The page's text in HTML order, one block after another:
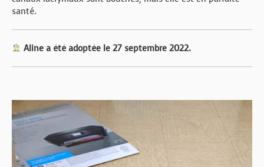
santé.
Aline a été adoptée le 27 septembre 2022.